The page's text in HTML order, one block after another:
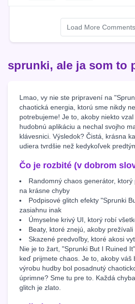
Load More
sprunki, ale ja som to
Lmao, vy nie ste pripravení na
chaotická energia, ktorú sme nikdy
potrebujeme! Je to, akoby niekto
hudobnú aplikáciu a nechal svojho
klávesnici. Výsledok? Čistá, krásna
udiera tvrdšie než kedykoľvek
Čo je rozbité (v dobrom
Randomný chaos generátor,
na krásne chyby
Podpisové glitch efekty "Sprunki
zasiahnu inak
Úmyselne krivý UI, ktorý robí
Beaty, ktoré znejú, akoby
Skazené predvoľby, ktoré akosi
Nie je to žart, "Sprunki But I Ruined
keď prijmete chaos. Je to, akoby váš
výrobu hudby bol posadnutý
úprimne? Sme tu pre to. Každá
glitch je zlato.